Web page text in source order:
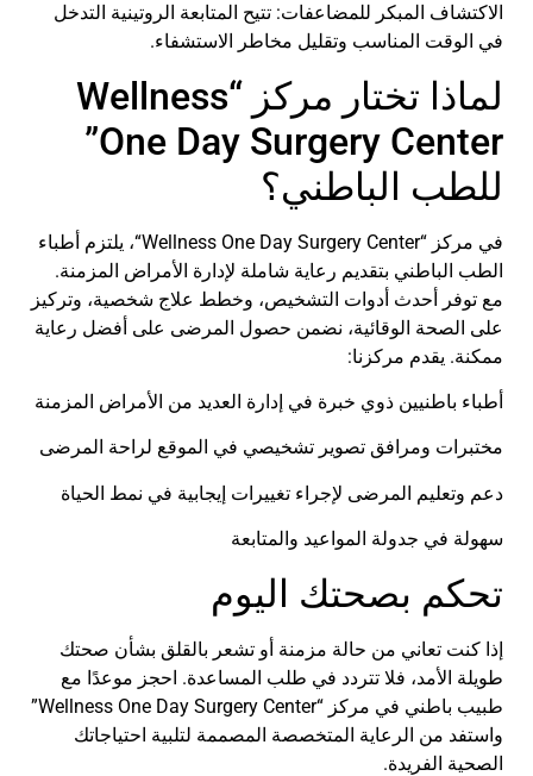
الاكتشاف المبكر للمضاعفات: تتيح المتابعة الروتينية التدخل
في الوقت المناسب وتقليل مخاطر الاستشفاء.
لماذا تختار مركز “Wellness
One Day Surgery Center
”
للطب الباطني؟
في مركز “ Wellness One Day Surgery Center
“، يلتزم أطباء
الطب الباطني بتقديم رعاية شاملة لإدارة الأمراض المزمنة.
مع توفر أحدث أدوات التشخيص، وخطط علاج شخصية، وتركيز
على الصحة الوقائية، نضمن حصول المرضى على أفضل رعاية
ممكنة. يقدم مركزنا:
أطباء باطنيين ذوي خبرة في إدارة العديد من الأمراض المزمنة
مختبرات ومرافق تصوير تشخيصي في الموقع لراحة المرضى
دعم وتعليم المرضى لإجراء تغييرات إيجابية في نمط الحياة
سهولة في جدولة المواعيد والمتابعة
تحكم بصحتك اليوم
إذا كنت تعاني من حالة مزمنة أو تشعر بالقلق بشأن صحتك
طويلة الأمد، فلا تتردد في طلب المساعدة. احجز موعدًا مع
طبيب باطني في مركز “Wellness One Day Surgery Center”
واستفد من الرعاية المتخصصة المصممة لتلبية احتياجاتك
الصحية الفريدة.